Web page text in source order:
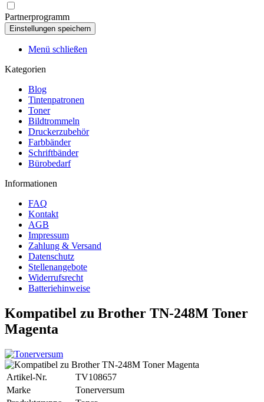
Partnerprogramm
Menü schließen
Kategorien
Blog
Tintenpatronen
Toner
Bildtrommeln
Druckerzubehör
Farbbänder
Schriftbänder
Bürobedarf
Informationen
FAQ
Kontakt
AGB
Impressum
Zahlung & Versand
Datenschutz
Stellenangebote
Widerrufsrecht
Batteriehinweise
Kompatibel zu Brother TN-248M Toner
Magenta
Artikel-Nr.
TV108657
Marke
Tonerversum